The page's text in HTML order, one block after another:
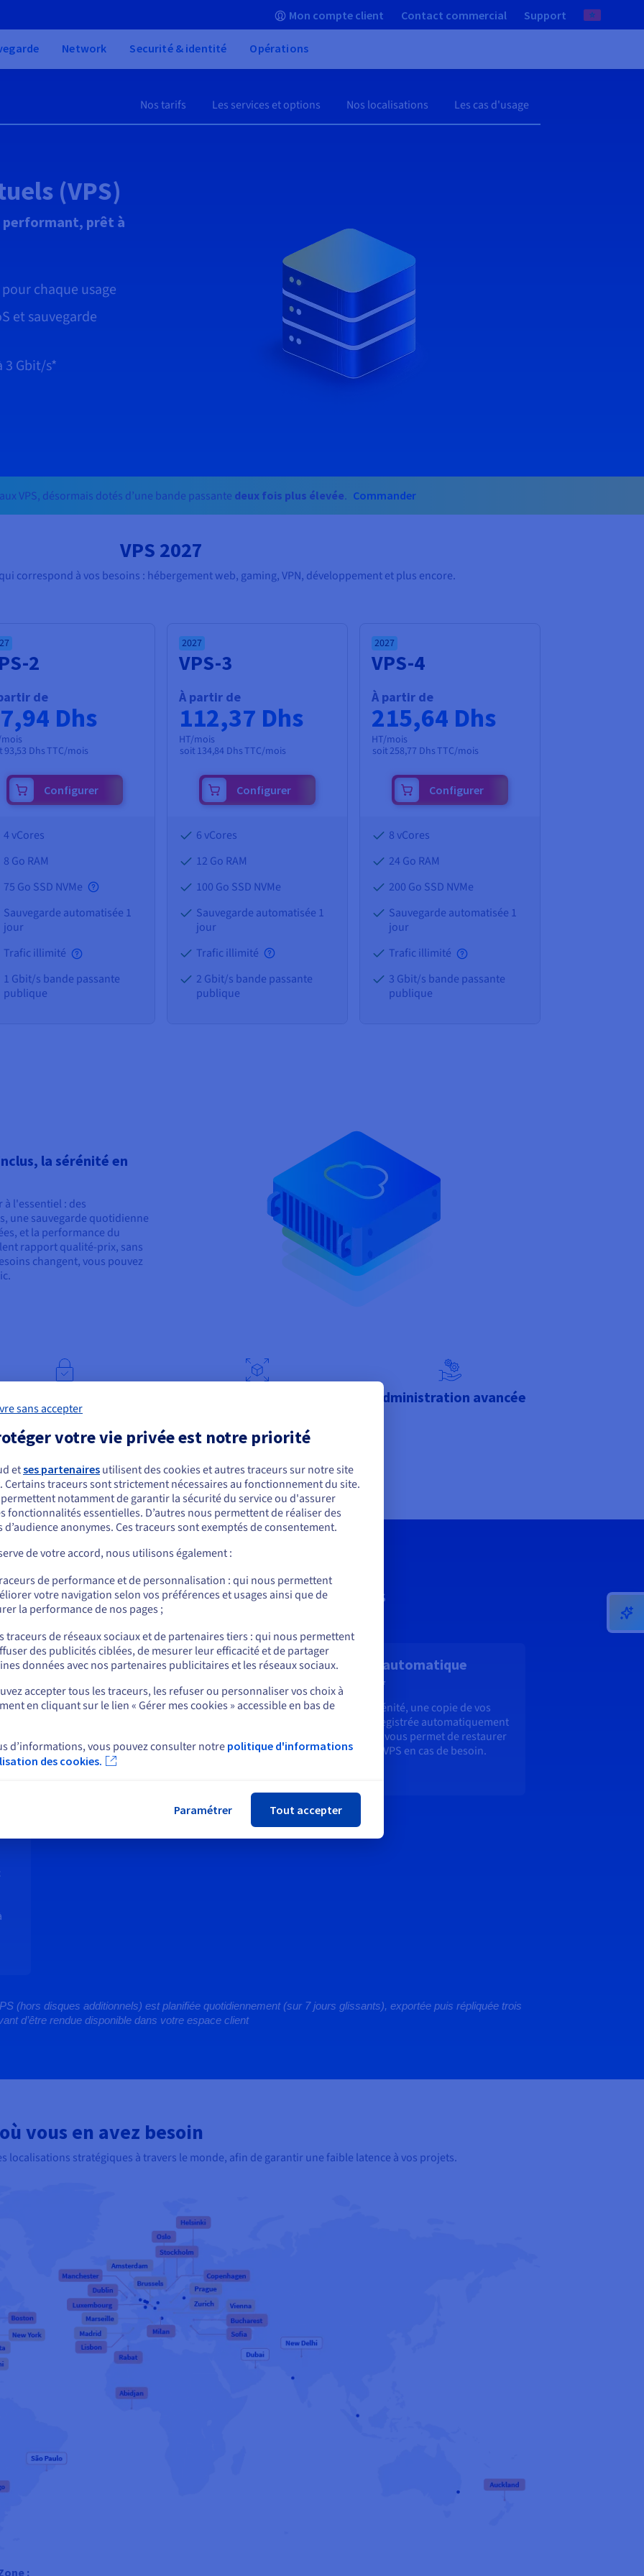
Mon compte client Contact commercial Support
Network Securité & identité Opérations
Nos tarifs Les services et options Nos localisations Les cas d'usage
(VPS)
performant, prêt à
chaque usage
et sauvegarde
3 Gbit/s*
VPS, désormais dotés d’une bande passante deux fois plus élevée. Commander
VPS 2027
correspond à vos besoins : hébergement web, gaming, VPN, développement et plus encore.
2
de
Dhs
93,53 DhsTTC/mois
Configurer
4 vCores
8 Go RAM
75 Go SSD NVMe
Sauvegarde automatisée 1
jour
Trafic illimité
1 Gbit/s bande passante
publique
2027
VPS-3
À partir de
112,37 Dhs
HT/mois
soit 134,84 DhsTTC/mois
Configurer
6 vCores
12 Go RAM
100 Go SSD NVMe
Sauvegarde automatisée 1
jour
Trafic illimité
2 Gbit/s bande passante
publique
2027
VPS-4
À partir de
215,64 Dhs
HT/mois
soit 258,77 DhsTTC/mois
Configurer
8 vCores
24 Go RAM
200 Go SSD NVMe
Sauvegarde automatisée 1
jour
Trafic illimité
3 Gbit/s bande passante
publique
la sérénité en
l'essentiel : des
une sauvegarde quotidienne
et la performance du
rapport qualité-prix, sans
changent, vous pouvez
Administration avancée
pour votre VPS
SOFTWARE RÉSEAU & IP SERVICES
Stockage NVMe ultra-rapide
Tous nos VPS intègrent des disques NVMe,
offrant des vitesses jusqu'à 6 fois
supérieures aux SSD classiques. Idéal pour
Inclus Sauf Local Zones
Sauvegarde automatique
quotidienne*
Pour plus de sérénité, une copie de vos
données est enregistrée automatiquement
chaque jour. Elle vous permet de restaurer
facilement votre VPS en cas de besoin.
(hors disques additionnels) est planifiée quotidiennement (sur 7 jours glissants), exportée puis répliquée trois
d’être rendue disponible dans votre espace client
vous en avez besoin
localisations stratégiques à travers le monde, afin de garantir une faible latence à vos projets.
:
semblez être localisé en États-Unis.
commander, rendez-vous sur le site de votre pays (États-Unis) et créez un
us.ovhcloud.com/vps Anglais USD - $
ou
sur le site actuel
un autre site web
sans accepter
votre vie privée est notre priorité
etses partenaires utilisent des cookies et autres traceurs sur notre site
Certains traceurs sont strictement nécessaires au fonctionnement du site.
notamment de garantir la sécurité du service ou d'assurer
fonctionnalités essentielles. D’autres nous permettent de réaliser des
d’audience anonymes. Ces traceurs sont exemptés de consentement.
de votre accord, nous utilisons également :
de performance et de personnalisation : qui nous permettent
votre navigation selon vos préférences et usages ainsi que de
la performance de nos pages ;
traceurs de réseaux sociaux et de partenaires tiers : qui nous permettent
des publicités ciblées, de mesurer leur efficacité et de partager
données avec nos partenaires publicitaires et les réseaux sociaux.
accepter tous les traceurs, les refuser ou personnaliser vos choix à
en cliquant sur le lien « Gérer mes cookies » accessible en bas de
d’informations, vous pouvez consulter notre politique d'informations
des cookies.
Paramétrer Tout accepter